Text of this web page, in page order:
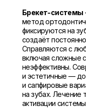
Брекет-системы
метод
фиксируются на
создаёт
Справляются с
включая сложные
неэффективны.
и эстетичные —
и сапфировые
на зубах. Лечение
активации